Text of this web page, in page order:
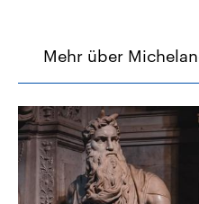
Mehr über